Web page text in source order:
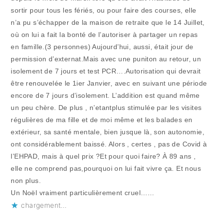
sortir pour tous les fériés, ou pour faire des courses, elle
n’a pu s’échapper de la maison de retraite que le 14 Juillet,
où on lui a fait la bonté de l’autoriser à partager un repas
en famille.(3 personnes) Aujourd’hui, aussi, était jour de
permission d’externat.Mais avec une puniton au retour, un
isolement de 7 jours et test PCR….Autorisation qui devrait
être renouvelée le 1ier Janvier, avec en suivant une période
encore de 7 jours d’isolement. L’addition est quand même
un peu chère. De plus , n’etantplus stimulée par les visites
régulières de ma fille et de moi même et les balades en
extérieur, sa santé mentale, bien jusque là, son autonomie,
ont considérablement baissé. Alors , certes , pas de Covid à
l’EHPAD, mais à quel prix ?Et pour quoi faire? À 89 ans ,
elle ne comprend pas,pourquoi on lui fait vivre ça. Et nous
non plus.
Un Noël vraiment particulièrement cruel……
chargement…